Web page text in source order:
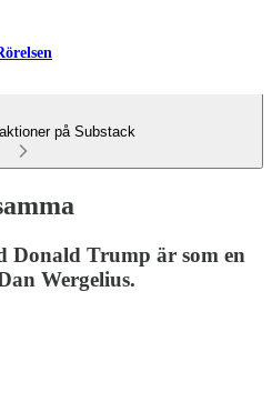
på Substack
Donald Trump är som en
Wergelius.